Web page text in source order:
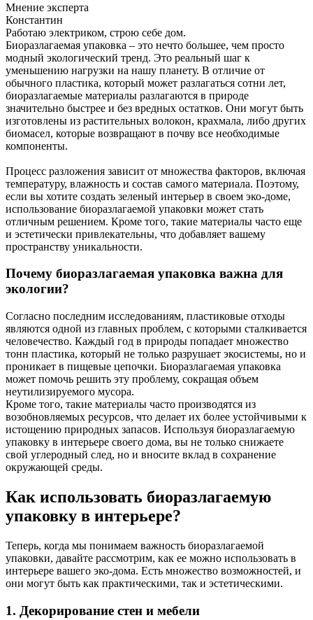
Мнение эксперта
Константин
Работаю электриком, строю себе дом.
Биоразлагаемая упаковка – это нечто большее, чем просто
модный экологический тренд. Это реальный шаг к
уменьшению нагрузки на нашу планету. В отличие от
обычного пластика, который может разлагаться сотни лет,
биоразлагаемые материалы разлагаются в природе
значительно быстрее и без вредных остатков. Они могут быть
изготовлены из растительных волокон, крахмала, либо других
биомасел, которые возвращают в почву все необходимые
компоненты.
Процесс разложения зависит от множества факторов, включая
температуру, влажность и состав самого материала. Поэтому,
если вы хотите создать зеленый интерьер в своем эко-доме,
использование биоразлагаемой упаковки может стать
отличным решением. Кроме того, такие материалы часто еще
и эстетически привлекательны, что добавляет вашему
пространству уникальности.
Почему биоразлагаемая упаковка важна для
экологии?
Согласно последним исследованиям, пластиковые отходы
являются одной из главных проблем, с которыми сталкивается
человечество. Каждый год в природы попадает множество
тонн пластика, который не только разрушает экосистемы, но и
проникает в пищевые цепочки. Биоразлагаемая упаковка
может помочь решить эту проблему, сокращая объем
неутилизируемого мусора.
Кроме того, такие материалы часто производятся из
возобновляемых ресурсов, что делает их более устойчивыми к
истощению природных запасов. Используя биоразлагаемую
упаковку в интерьере своего дома, вы не только снижаете
свой углеродный след, но и вносите вклад в сохранение
окружающей среды.
Как использовать биоразлагаемую
упаковку в интерьере?
Теперь, когда мы понимаем важность биоразлагаемой
упаковки, давайте рассмотрим, как ее можно использовать в
интерьере вашего эко-дома. Есть множество возможностей, и
они могут быть как практическими, так и эстетическими.
1. Декорирование стен и мебели